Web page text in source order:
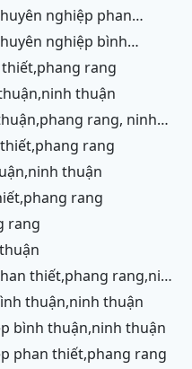
hy,cam ranh,ninh
thiết,phang rang
thuận
rang
thuận
rang
rang
thuận,ninh thuận
bình thuận,ninh thuận
phan thiết,phang rang